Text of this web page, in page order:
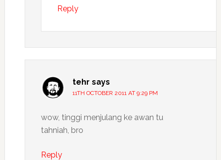
Reply
tehr says
11TH OCTOBER 2011 AT 9:29 PM
wow, tinggi menjulang ke awan tu
tahniah, bro
Reply